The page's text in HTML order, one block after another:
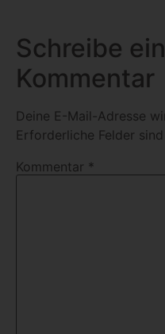
Schreibe
Kommentar
Deine E-Mail-Adresse
Erforderliche Felder
Kommentar *